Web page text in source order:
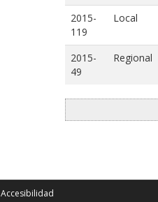
2015-
119
Local
2015-
49
Regional
Accesibilidad